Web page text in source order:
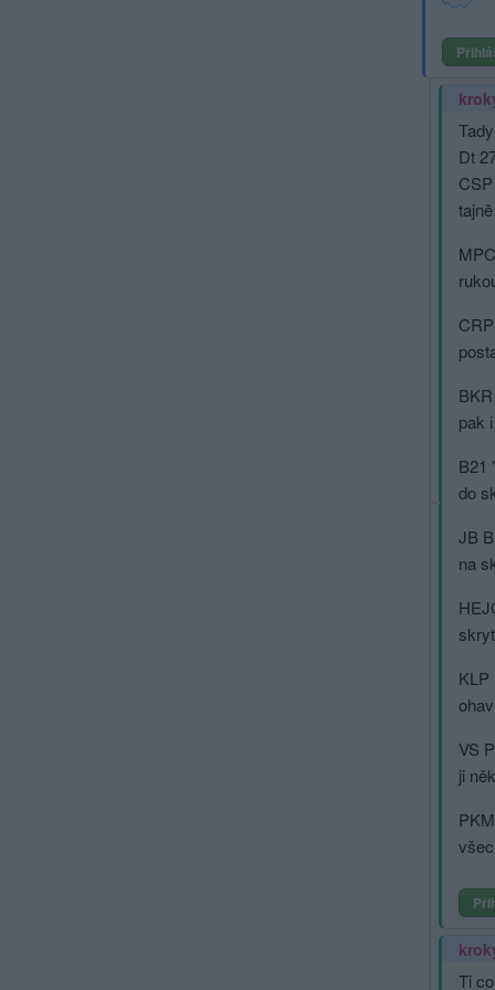
Dt
pak
B21
do
JB
na
KLP
VS
ji
Ti